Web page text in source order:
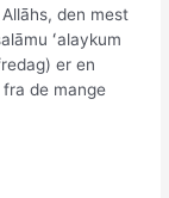
den mest
ʻalaykum
er en
de mange